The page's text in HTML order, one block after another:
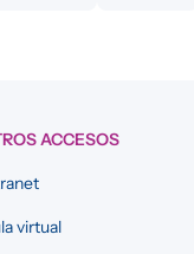
ACCESOS
virtual